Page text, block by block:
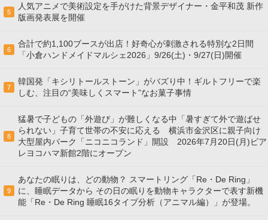
5
人気アニメで美術設定を手がけた背景デザイナー・金平和茂 新作
版画発表展を開催
6
合計で約1,100ブースが出店！好奇心が刺激される特別な2日間
「小倉ハンドメイドマルシェ2026」9/26(土)・9/27(日)開催
7
韓国発「キシリトールストーン」がバズり中！ギルトフリーで楽
しむ、注目の“美味しくスマート”なお菓子事情
8
猛暑で子どもの「外遊び」が難しくなる中「暑すぎて外で遊ばせ
られない」子育て世帯の不安に応える 横浜市金沢区に親子向け
大型屋内パーク「ニコニコランド」開設 2026年7月20日(月)ビア
レヨコハマ新館2階にオープン
9
あなたの眠りは、どの動物？ スマートリング「Re・De Ring」
に、睡眠データから その日の眠りを動物キャラクターで表す新機
能「Re・De Ring 睡眠16タイプ分析（アニマル編）」が登場。